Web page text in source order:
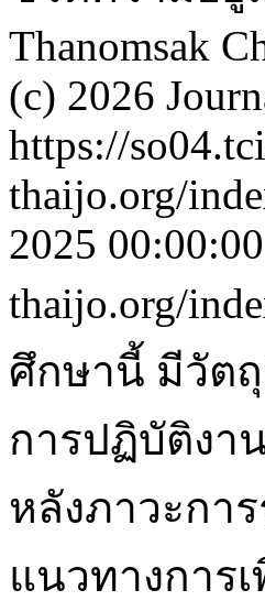
Thanomsak
(c) 2026
https://
thaijo.org/
2025
thaijo.org/
ศึกษานี้ มีวัต
การปฏิบัติงา
หลังภาวะกา
แนวทางการ